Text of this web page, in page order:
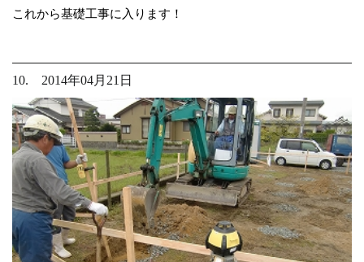
これから基礎工事に入ります！
10. 2014年04月21日